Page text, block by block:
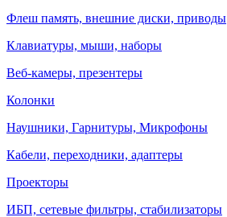
Флеш память, внешние диски, приводы
Клавиатуры, мыши, наборы
Веб-камеры, презентеры
Колонки
Наушники, Гарнитуры, Микрофоны
Кабели, переходники, адаптеры
Проекторы
ИБП, сетевые фильтры, стабилизаторы